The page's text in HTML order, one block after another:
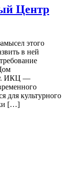
Центр
этого
в ней
ИКЦ —
для культурного
[…]